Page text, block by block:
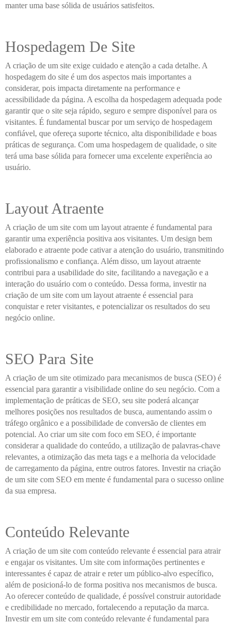
manter uma base sólida de usuários satisfeitos.
Hospedagem De Site
A criação de um site exige cuidado e atenção a cada detalhe. A
hospedagem do site é um dos aspectos mais importantes a
considerar, pois impacta diretamente na performance e
acessibilidade da página. A escolha da hospedagem adequada pode
garantir que o site seja rápido, seguro e sempre disponível para os
visitantes. É fundamental buscar por um serviço de hospedagem
confiável, que ofereça suporte técnico, alta disponibilidade e boas
práticas de segurança. Com uma hospedagem de qualidade, o site
terá uma base sólida para fornecer uma excelente experiência ao
usuário.
Layout Atraente
A criação de um site com um layout atraente é fundamental para
garantir uma experiência positiva aos visitantes. Um design bem
elaborado e atraente pode cativar a atenção do usuário, transmitindo
profissionalismo e confiança. Além disso, um layout atraente
contribui para a usabilidade do site, facilitando a navegação e a
interação do usuário com o conteúdo. Dessa forma, investir na
criação de um site com um layout atraente é essencial para
conquistar e reter visitantes, e potencializar os resultados do seu
negócio online.
SEO Para Site
A criação de um site otimizado para mecanismos de busca (SEO) é
essencial para garantir a visibilidade online do seu negócio. Com a
implementação de práticas de SEO, seu site poderá alcançar
melhores posições nos resultados de busca, aumentando assim o
tráfego orgânico e a possibilidade de conversão de clientes em
potencial. Ao criar um site com foco em SEO, é importante
considerar a qualidade do conteúdo, a utilização de palavras-chave
relevantes, a otimização das meta tags e a melhoria da velocidade
de carregamento da página, entre outros fatores. Investir na criação
de um site com SEO em mente é fundamental para o sucesso online
da sua empresa.
Conteúdo Relevante
A criação de um site com conteúdo relevante é essencial para atrair
e engajar os visitantes. Um site com informações pertinentes e
interessantes é capaz de atrair e reter um público-alvo específico,
além de posicioná-lo de forma positiva nos mecanismos de busca.
Ao oferecer conteúdo de qualidade, é possível construir autoridade
e credibilidade no mercado, fortalecendo a reputação da marca.
Investir em um site com conteúdo relevante é fundamental para